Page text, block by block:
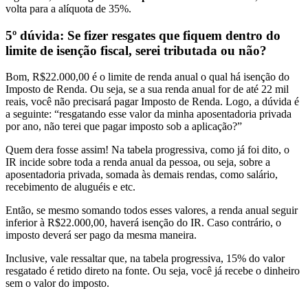
volta para a alíquota de 35%.
5º dúvida: Se fizer resgates que fiquem dentro do
limite de isenção fiscal, serei tributada ou não?
Bom, R$22.000,00 é o limite de renda anual o qual há isenção do
Imposto de Renda. Ou seja, se a sua renda anual for de até 22 mil
reais, você não precisará pagar Imposto de Renda. Logo, a dúvida é
a seguinte: “resgatando esse valor da minha aposentadoria privada
por ano, não terei que pagar imposto sob a aplicação?”
Quem dera fosse assim! Na tabela progressiva, como já foi dito, o
IR incide sobre toda a renda anual da pessoa, ou seja, sobre a
aposentadoria privada, somada às demais rendas, como salário,
recebimento de aluguéis e etc.
Então, se mesmo somando todos esses valores, a renda anual seguir
inferior à R$22.000,00, haverá isenção do IR. Caso contrário, o
imposto deverá ser pago da mesma maneira.
Inclusive, vale ressaltar que, na tabela progressiva, 15% do valor
resgatado é retido direto na fonte. Ou seja, você já recebe o dinheiro
sem o valor do imposto.